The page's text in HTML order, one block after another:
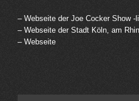
– Webseite der Joe Cocker Show -
– Webseite der Stadt Köln, am
– Webseite